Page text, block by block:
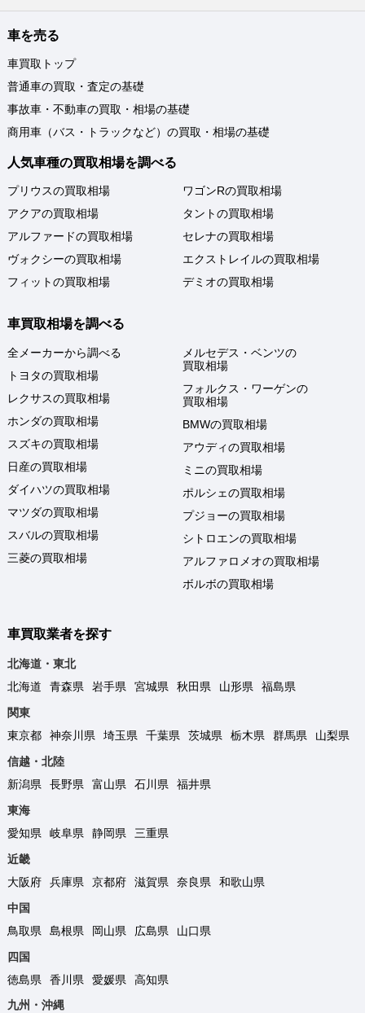
車を売る
車買取トップ
普通車の買取・査定の基礎
事故車・不動車の買取・相場の基礎
商用車（バス・トラックなど）の買取・相場の基礎
人気車種の買取相場を調べる
プリウスの買取相場
アクアの買取相場
アルファードの買取相場
ヴォクシーの買取相場
フィットの買取相場
ワゴンRの買取相場
タントの買取相場
セレナの買取相場
エクストレイルの買取相場
デミオの買取相場
車買取相場を調べる
全メーカーから調べる
トヨタの買取相場
レクサスの買取相場
ホンダの買取相場
スズキの買取相場
日産の買取相場
ダイハツの買取相場
マツダの買取相場
スバルの買取相場
三菱の買取相場
メルセデス・ベンツの
買取相場
フォルクス・ワーゲンの
買取相場
BMWの買取相場
アウディの買取相場
ミニの買取相場
ポルシェの買取相場
プジョーの買取相場
シトロエンの買取相場
アルファロメオの買取相場
ボルボの買取相場
車買取業者を探す
北海道・東北
北海道
青森県 岩手県 宮城県 秋田県 山形県
福島県
関東
東京都
神奈川県 埼玉県 千葉県 茨城県 栃木県 群馬県
山梨県
信越・北陸
新潟県
長野県 富山県 石川県
福井県
東海
愛知県
岐阜県 静岡県
三重県
近畿
大阪府
兵庫県 京都府 滋賀県 奈良県
和歌山県
中国
鳥取県
島根県 岡山県 広島県
山口県
四国
徳島県
香川県 愛媛県
高知県
九州・沖縄